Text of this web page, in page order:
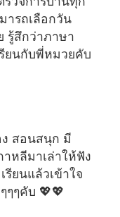
ารถเลือกวัน
รู้สึกว่าภาษา
ยนกับพี่หมวยคับ
สอนสนุก มี
าหลีมาเล่าให้ฟัง
ยนแล้วเข้าใจ
ๆๆคับ 💖💖